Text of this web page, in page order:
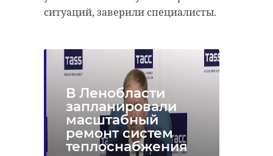
ситуаций, заверили специалисты.
В Ленобласти
запланировали
масштабный
ремонт систем
теплоснабжения